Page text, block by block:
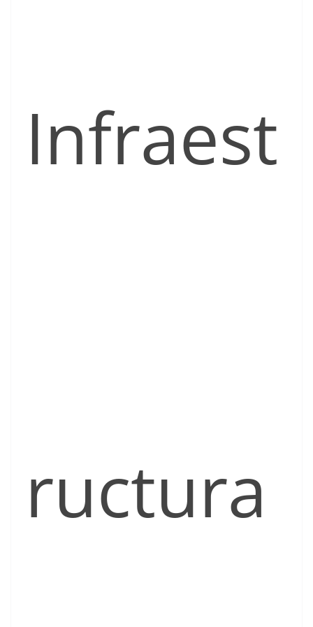
Infraest
ructura